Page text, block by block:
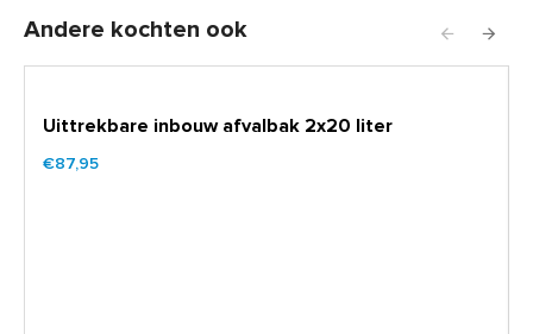
Andere kochten ook
Uittrekbare inbouw afvalbak 2x20 liter
€87,95